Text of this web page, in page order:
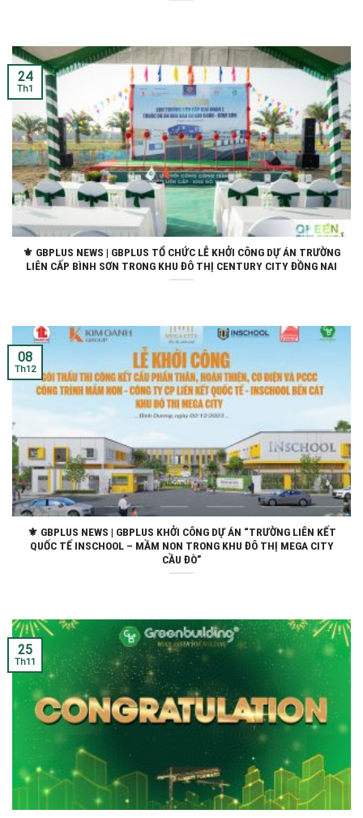
⚜ GBPLUS NEWS | GBPLUS TỔ CHỨC LỄ KHỞI CÔNG DỰ ÁN TRƯỜNG
LIÊN CẤP BÌNH SƠN TRONG KHU ĐÔ THỊ CENTURY CITY ĐỒNG NAI
24
Th1
⚜ GBPLUS NEWS | GBPLUS KHỞI CÔNG DỰ ÁN “TRƯỜNG LIÊN KẾT
QUỐC TẾ INSCHOOL – MẦM NON TRONG KHU ĐÔ THỊ MEGA CITY
CẦU ĐÒ”
08
Th12
25
Th11